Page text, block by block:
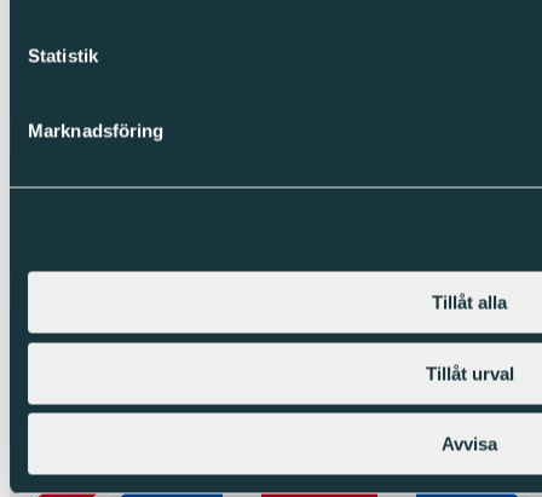
Statistik
Marknadsföring
Tillåt alla
Tillåt urval
Avvisa